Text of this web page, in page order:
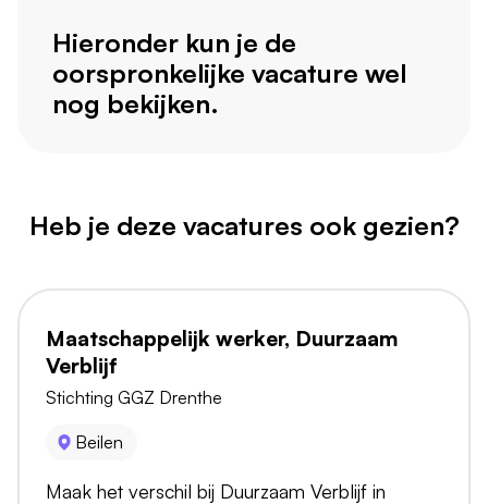
Hieronder kun je de
oorspronkelijke vacature wel
nog bekijken.
Heb je deze vacatures ook gezien?
Maatschappelijk werker, Duurzaam
Verblijf
Stichting GGZ Drenthe
Beilen
Maak het verschil bij Duurzaam Verblijf in